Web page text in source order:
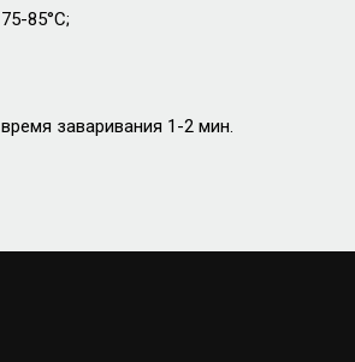
время заваривания 1-2 мин.
75-85°C;